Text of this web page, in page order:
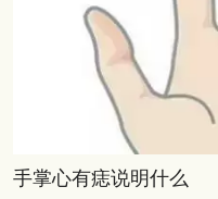
手掌心有痣说明什么